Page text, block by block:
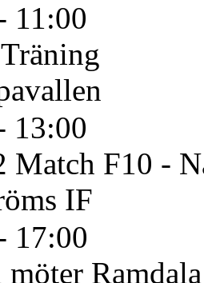
11:00
Träning
13:00
Match F10 -
IF
17:00